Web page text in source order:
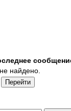
найдено.